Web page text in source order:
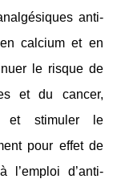
anti-
calcium et en
le risque de
et du cancer,
et stimuler le
pour effet de
l’emploi d’anti-